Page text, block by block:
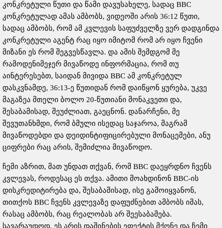
კონკრეტული წუთი და წამი დავუსახელე, სადაც BBC
კონკრეტულად ამას ამბობს, ვიდეოში არის 36:12 წუთი,
სადაც ამბობს, რომ ამ კვლევის საფუძველზე ვერ დადგინდა
კონკრეტული აგენტ რაც იყო იმიტომ რომ არ იყო ჩვენი
მიზანი ეს რომ შეგვესწავლა. და ამის შემდგომ მე
რამოდენიმეჯერ მივაწოდე ინფორმაცია, რომ თუ
აინტერესებთ, საიდან მივიდა BBC ამ კონკრეტულ
დასკვნამდე, 36:13-ე წუთიდან რომ დაიწყონ ყურება, უკვე
მაგაზეა მთელი ბოლო 20-წუთიანი მონაკვეთი და,
შესაბამისად, შეუძლიათ, გაეცნონ. დანარჩენი, მე
შევუთანხმდი, რომ ბმული ისედაც საჯაროა, მაგრამ
მივაწოდებდი და დეიდინტიფიცირებული მონაცემები, ანუ
ციფრები რაც არის, შემიძლია მივაწოდო.
ჩემი აზრით, მათ უნდათ თქვან, რომ BBC დაეყრდნო ჩვენს
კვლევას, როდესაც ეს თქვა. ამითი მოახდინონ BBC-ის
დისკრედიტირება და, შესაბამისად, ისე გამოიყვანონ,
თითქოს BBC ჩვენს კვლევაზე დაფუძნებით ამბობს იმას,
რასაც ამბობს, რაც რეალობას არ შეესაბამება.
სავარაუდოდ, ეს არის დაშინების ეფექტის მქონე და ჩემი